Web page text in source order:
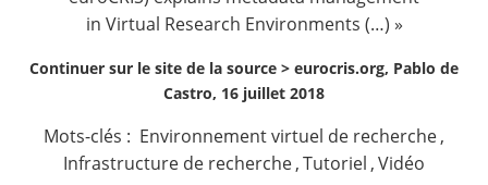
in Virtual Research Environments (…) »
Continuer sur le site de la source > eurocris.org, Pablo de
Castro, 16 juillet 2018
Mots-clés : Environnement virtuel de recherche ,
Infrastructure de recherche,Tutoriel ,Vidéo